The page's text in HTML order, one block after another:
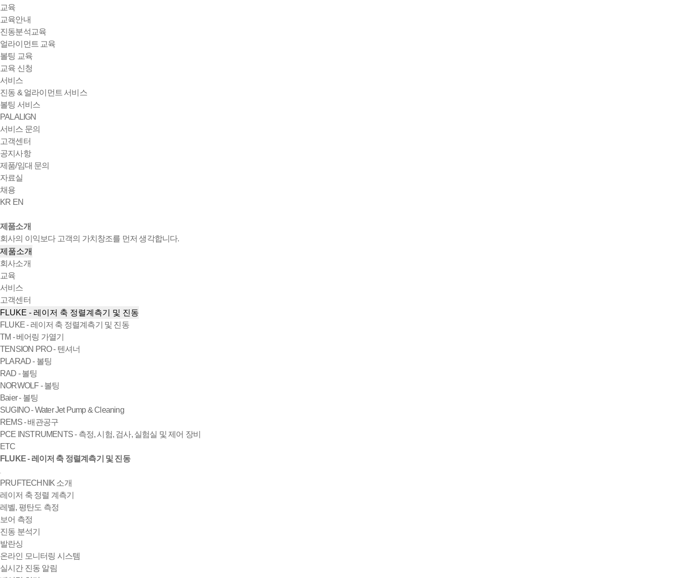
교육
교육안내
진동분석교육
얼라이먼트 교육
볼팅 교육
교육 신청
서비스
진동 & 얼라이먼트 서비스
볼팅 서비스
PALALIGN
서비스 문의
고객센터
공지사항
제품/임대 문의
자료실
채용
KR EN
제품소개
회사의 이익보다 고객의 가치창조를 먼저 생각합니다.
제품소개
회사소개
교육
서비스
고객센터
FLUKE - 레이저 축 정렬계측기 및 진동
FLUKE - 레이저 축 정렬계측기 및 진동
TM - 베어링 가열기
TENSION PRO - 텐셔너
PLARAD - 볼팅
RAD - 볼팅
NORWOLF - 볼팅
Baier - 볼팅
SUGINO - Water Jet Pump & Cleaning
REMS - 배관공구
PCE INSTRUMENTS - 측정, 시험, 검사, 실험실 및 제어 장비
ETC
FLUKE - 레이저 축 정렬계측기 및 진동
PRUFTECHNIK 소개
레이저 축 정렬 계측기
레벨, 평탄도 측정
보어 측정
진동 분석기
발란싱
온라인 모니터링 시스템
실시간 진동 알림